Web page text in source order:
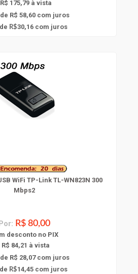
R$ 175,79 à vista
R$ 58,60com juros
de R$30,16 com juros
WiFi TP-Link TL-WN823N 300
Mbps2
R$ 80,00
desconto no PIX
R$ 84,21 à vista
R$ 28,07com juros
de R$14,45 com juros